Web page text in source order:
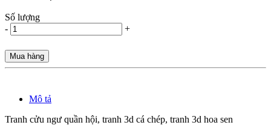
Số lượng
-
+
Mua hàng
Mô tả
Tranh cửu ngư quần hội, tranh 3d cá chép, tranh 3d hoa sen